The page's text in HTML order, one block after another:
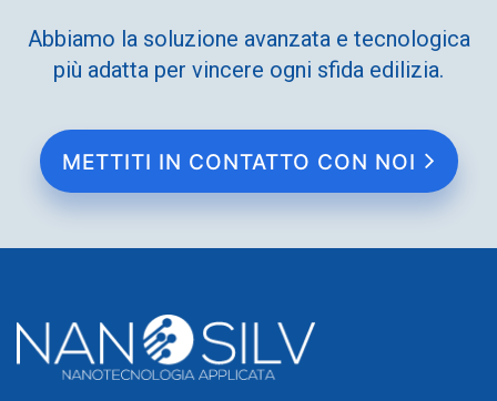
Abbiamo la soluzione avanzata e tecnologica
più adatta per vincere ogni sfida edilizia.
METTITI IN CONTATTO CON NOI